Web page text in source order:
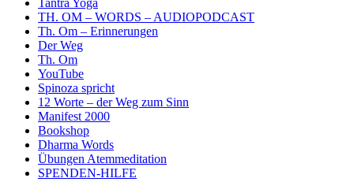
Tantra Yoga
TH. OM – WORDS – AUDIOPODCAST
Th. Om – Erinnerungen
Der Weg
Th. Om
YouTube
Spinoza spricht
12 Worte – der Weg zum Sinn
Manifest 2000
Bookshop
Dharma Words
Übungen Atemmeditation
SPENDEN-HILFE